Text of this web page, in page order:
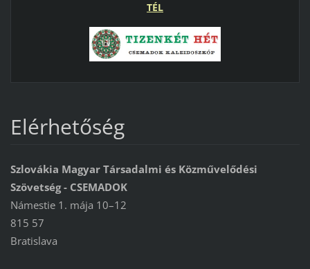
TÉL
Elérhetőség
Szlovákia Magyar Társadalmi és Közművelődési
Szövetség - CSEMADOK
Námestie 1. mája 10–12
815 57
Bratislava